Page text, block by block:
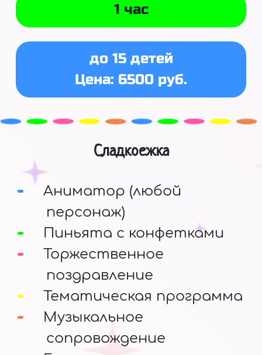
1 час
до 15 детей
Цена: 6500 руб.
Сладкоежка
Аниматор (любой
персонаж)
Пиньята с конфетками
Торжественное
поздравление
Тематическая программа
Музыкальное
сопровождение